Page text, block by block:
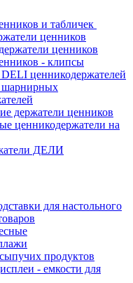
и табличек
ценников
ценников
- клипсы
ценникодержателей
держатели ценников
ценникодержатели на
ДЕЛИ
для настольного
продуктов
- емкости для